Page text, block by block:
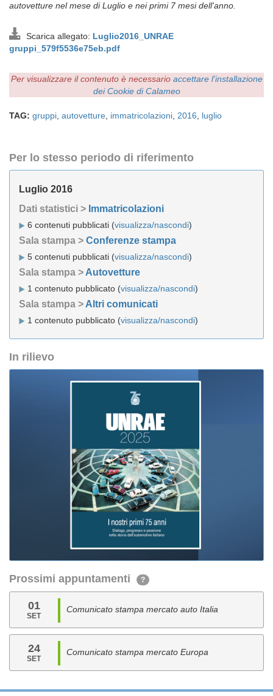
autovetture nel mese di Luglio e nei primi 7 mesi dell'anno.
Scarica allegato: Luglio2016_UNRAE
gruppi_579f5536e75eb.pdf
Per visualizzare il contenuto è necessario accettare l'installazione
dei Cookie di Calameo
TAG: gruppi autovetture immatricolazioni 2016 luglio
Per lo stesso periodo di riferimento
Luglio 2016
Dati statistici > Immatricolazioni
6 contenuti pubblicati (visualizza/nascondi)
Sala stampa > Conferenze stampa
5 contenuti pubblicati (visualizza/nascondi)
Sala stampa > Autovetture
1 contenuto pubblicato (visualizza/nascondi)
Sala stampa > Altri comunicati
1 contenuto pubblicato (visualizza/nascondi)
In rilievo
Prossimi appuntamenti ?
01
SET
Comunicato stampa mercato auto Italia
24
SET
Comunicato stampa mercato Europa